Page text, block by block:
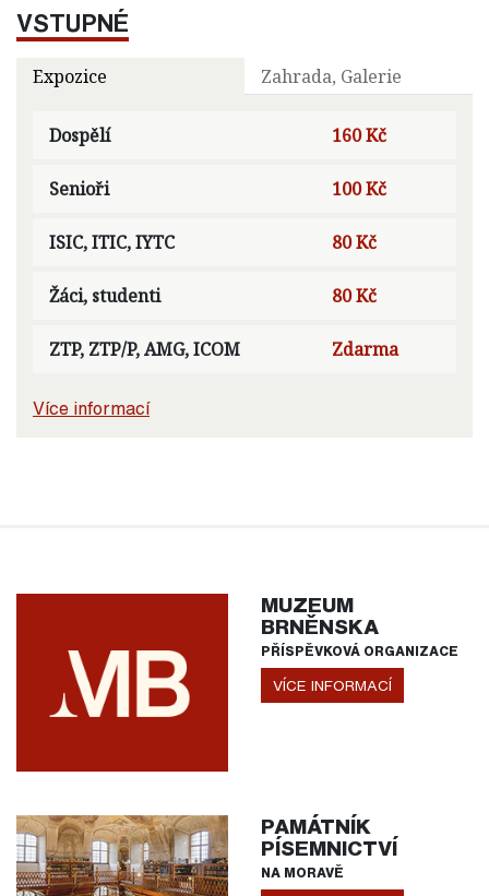
VSTUPNÉ
Expozice Zahrada, Galerie
Dospělí 160 Kč
Senioři 100 Kč
ISIC, ITIC, IYTC 80 Kč
Žáci, studenti 80 Kč
ZTP, ZTP/P, AMG, ICOM Zdarma
Více informací
MUZEUM
BRNĚNSKA
PŘÍSPĚVKOVÁ ORGANIZACE
VÍCE INFORMACÍ
PAMÁTNÍK
PÍSEMNICTVÍ
NA MORAVĚ